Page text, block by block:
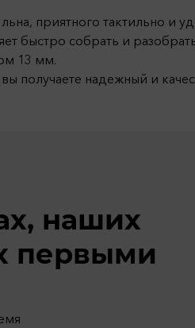
приятного тактильно и
быстро собрать и
13 мм.
получаете надежный и
наших
первыми